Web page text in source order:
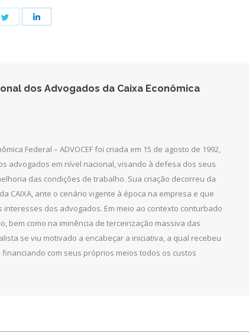
Share
dos Advogados da Caixa Econômica
Federal – ADVOCEF foi criada em 15 de agosto de 1992,
advogados em nível nacional, visando à defesa dos seus
das condições de trabalho. Sua criação decorreu da
CAIXA, ante o cenário vigente à época na empresa e que
dos advogados. Em meio ao contexto conturbado
bem como na iminência de terceirização massiva das
se viu motivado a encabeçar a iniciativa, a qual recebeu
com seus próprios meios todos os custos